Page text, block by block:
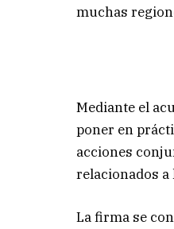
muchas
Mediante el
poner en
acciones
relacionados a
La firma se